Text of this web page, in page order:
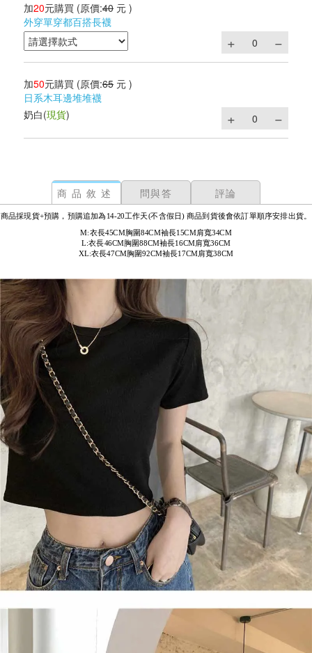
加20元購買 (原價:40 元 )
外穿單穿都百搭長襪
加50元購買 (原價:65 元 )
日系木耳邊堆堆襪
奶白(現貨)
商品敘述 問與答 評論